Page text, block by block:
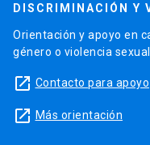
DISCRIMINACIÓN Y
Orientación y apoyo en
género o violencia
launch Contacto para apoyo
launch Más orientación